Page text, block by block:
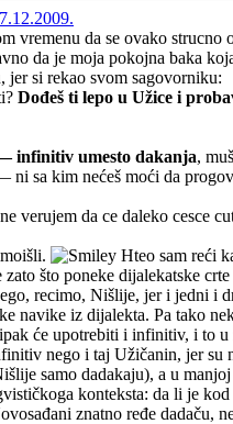
vremenu da se ovako strucno
da je moja pokojna baka
jer si rekao svom sagovorniku:
Dođeš ti lepo u Užice i
infinitiv umesto dakanja,
ni sa kim nećeš moći da
verujem da ce daleko cesce
Hteo sam reći
što poneke dijalekatske
recimo, Nišlije, jer i jedni i
navike iz dijalekta. Pa tako
će upotrebiti i infinitiv, i to
nego i taj Užičanin, jer su
samo dadakaju), a u
konteksta: da li je
znatno ređe dadaču,